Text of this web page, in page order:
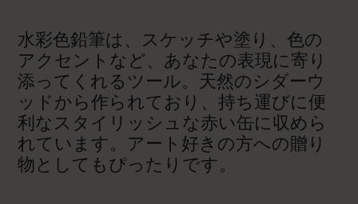
水彩色鉛筆は、スケッチや塗り、色の
アクセントなど、あなたの表現に寄り
添ってくれるツール。天然のシダーウ
ッドから作られており、持ち運びに便
利なスタイリッシュな赤い缶に収めら
れています。アート好きの方への贈り
物としてもぴったりです。